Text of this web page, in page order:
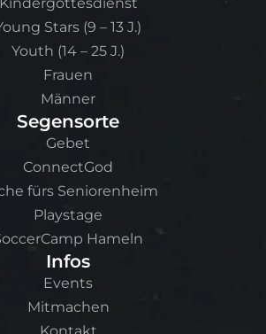
Stars (9 – 13 J.)
Youth (14 – 25 J.)
Frauen
Männer
Segensorte
Gebet
ConnectGod
fürs Seniorenheim
Playstage
Hameln
Infos
Events
Mitmachen